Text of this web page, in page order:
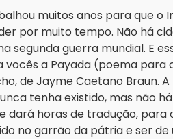
muitos anos para que o
por muito tempo. Não há
segunda guerra mundial. E
vocês a Payada (poema para
de Jayme Caetano Braun.
tenha existido, mas não
dará horas de tradução,
no garrão da pátria e ser